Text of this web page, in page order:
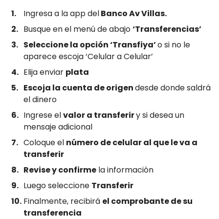
Ingresa a la app delBanco Av Villas.
Busque en el menú de abajo‘Transferencias’
Seleccione la opción ‘Transfiya’o si no le
aparece escoja ‘Celular a Celular’
Elija enviar plata
Escoja la cuenta de origendesde donde saldrá
el dinero
Ingrese elvalor a transferiry si desea un
mensaje adicional
Coloque el número de celular al que le va a
transferir
Revise y confirme la información
Luego seleccione Transferir
Finalmente, recibirá el comprobante de su
transferencia